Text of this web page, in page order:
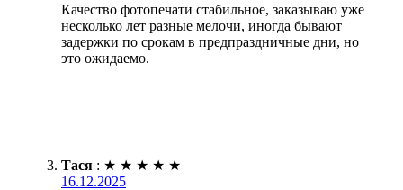
Качество фотопечати стабильное, заказываю уже
несколько лет разные мелочи, иногда бывают
задержки по срокам в предпраздничные дни, но
это ожидаемо.
Тася : ★ ★ ★ ★ ★
16.12.2025